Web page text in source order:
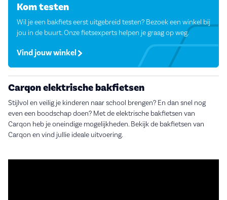
Kom testen
Wil je een bakfiets eerst uitgebreid testen? Bezoek een winkel bij
jou in de buurt. Onze fietsexperts helpen je graag op weg.
Vind jouw winkel
Carqon elektrische bakfietsen
Stijlvol en veilig je kinderen naar school brengen? En dan snel nog
even een boodschap doen? Met de elektrische bakfietsen van
Carqon heb je oneindige mogelijkheden. Bekijk de bakfietsen van
Carqon en vind jullie ideale uitvoering.